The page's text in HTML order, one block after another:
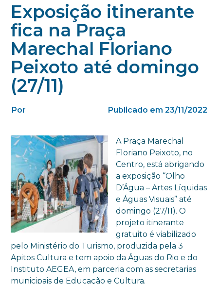
Exposição itinerante
fica na Praça
Marechal Floriano
Peixoto até domingo
(27/11)
Por Publicado em 23/11/2022
A Praça Marechal
Floriano Peixoto, no
Centro, está abrigando
a exposição “Olho
D’Água – Artes Líquidas
e Águas Visuais” até
domingo (27/11). O
projeto itinerante
gratuito é viabilizado
pelo Ministério do Turismo, produzida pela 3
Apitos Cultura e tem apoio da Águas do Rio e do
Instituto AEGEA, em parceria com as secretarias
municipais de Educação e Cultura.